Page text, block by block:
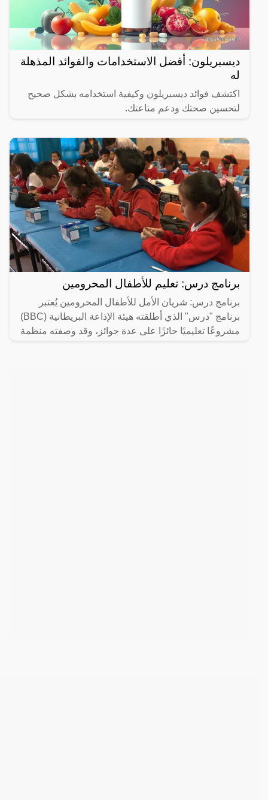
ديسبريلون: أفضل الاستخدامات والفوائد المذهلة
له
اكتشف فوائد ديسبريلون وكيفية استخدامه بشكل صحيح
لتحسين صحتك ودعم مناعتك.
برنامج درس: تعليم للأطفال المحرومين
برنامج درس: شريان الأمل للأطفال المحرومين يُعتبر
برنامج "درس" الذي أطلقته هيئة الإذاعة البريطانية (BBC)
مشروعًا تعليميًا حائزًا على عدة جوائز، وقد وصفته منظمة